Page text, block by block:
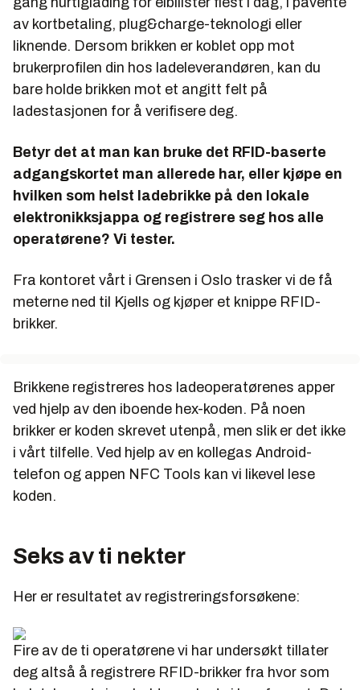
av kortbetaling, plug&charge-teknologi eller
liknende. Dersom brikken er koblet opp mot
brukerprofilen din hos ladeleverandøren, kan du
bare holde brikken mot et angitt felt på
ladestasjonen for å verifisere deg.
Betyr det at man kan bruke det RFID-baserte
adgangskortet man allerede har, eller kjøpe en
hvilken som helst ladebrikke på den lokale
elektronikksjappa og registrere seg hos alle
operatørene? Vi tester.
Fra kontoret vårt i Grensen i Oslo trasker vi de få
meterne ned til Kjells og kjøper et knippe RFID-
brikker.
Brikkene registreres hos ladeoperatørenes apper
ved hjelp av den iboende hex-koden. På noen
brikker er koden skrevet utenpå, men slik er det ikke
i vårt tilfelle. Ved hjelp av en kollegas Android-
telefon og appen NFC Tools kan vi likevel lese
koden.
Seks av ti nekter
Her er resultatet av registreringsforsøkene:
Fire av de ti operatørene vi har undersøkt tillater
deg altså å registrere RFID-brikker fra hvor som